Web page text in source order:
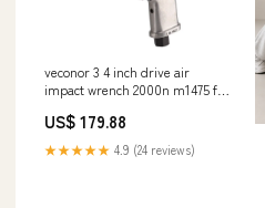
veconor 3 4 inch drive air
impact wrench 2000n m1475 ft
Impact Wrench
US$ 179.88
★★★★★ 4.9 (24 reviews)